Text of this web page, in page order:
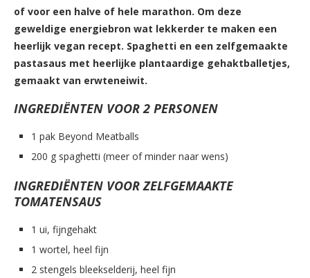
of voor een halve of hele marathon. Om deze
geweldige energiebron wat lekkerder te maken een
heerlijk vegan recept. Spaghetti en een zelfgemaakte
pastasaus met heerlijke plantaardige gehaktballetjes,
gemaakt van erwteneiwit.
INGREDIËNTEN VOOR 2 PERSONEN
1 pak Beyond Meatballs
200 g spaghetti (meer of minder naar wens)
INGREDIËNTEN VOOR ZELFGEMAAKTE
TOMATENSAUS
1 ui, fijngehakt
1 wortel, heel fijn
2 stengels bleekselderij, heel fijn